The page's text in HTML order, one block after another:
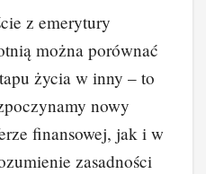
z emerytury
można porównać
życia w inny – to
nowy
finansowej, jak i w
zasadności